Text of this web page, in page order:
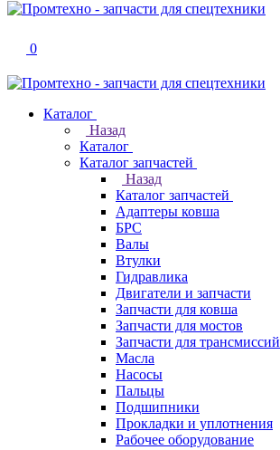
0
Каталог
Назад
Каталог
Каталог запчастей
Назад
Каталог запчастей
Адаптеры ковша
БРС
Валы
Втулки
Гидравлика
Двигатели и запчасти
Запчасти для ковша
Запчасти для мостов
Запчасти для трансмиссий
Масла
Насосы
Пальцы
Подшипники
Прокладки и уплотнения
Рабочее оборудование